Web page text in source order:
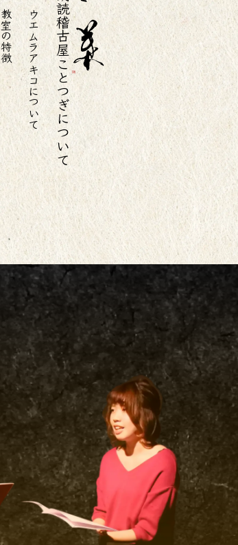
朗読稽古屋ことつぎについて
ウエムラアキコについて
特徴